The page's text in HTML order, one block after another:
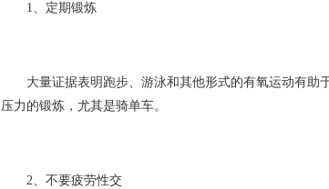
1、定期锻炼
大量证据表明跑步、游泳和其他形式的有氧运动有助
压力的锻炼，尤其是骑单车。
2、不要疲劳性交